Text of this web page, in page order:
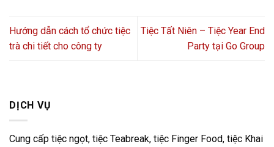
Hướng dẫn cách tổ chức tiệc
trà chi tiết cho công ty
Tiệc Tất Niên – Tiệc Year End
Party tại Go Group
DỊCH VỤ
Cung cấp tiệc ngọt, tiệc Teabreak, tiệc Finger Food, tiệc Khai